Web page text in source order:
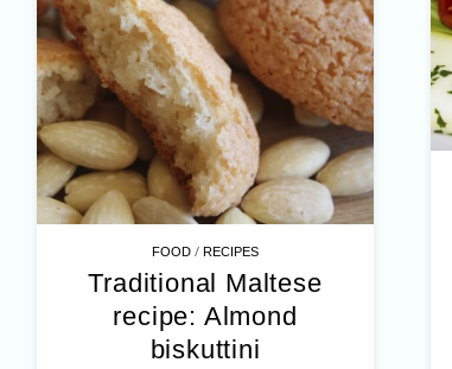
FOOD /RECIPES
Traditional Maltese
recipe: Almond
biskuttini